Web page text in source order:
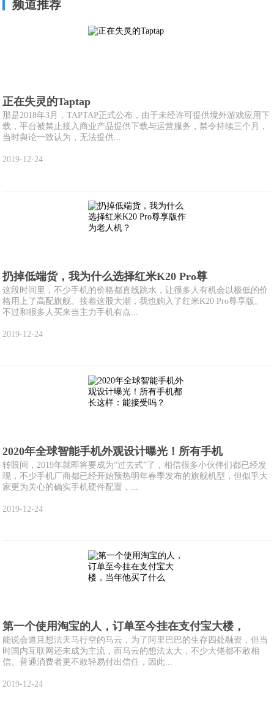
频道推荐
正在失灵的Taptap
那是2018年3月，TAPTAP正式公布，由于未经许可提供境外游戏应用下
载，平台被禁止接入商业产品提供下载与运营服务，禁令持续三个月，
当时舆论一致认为，无法提供...
2019-12-24
扔掉低端货，我为什么选择红米K20 Pro尊
这段时间里，不少手机的价格都直线跳水，让很多人有机会以极低的价
格用上了高配旗舰。接着这股大潮，我也购入了红米K20 Pro尊享版。
不过和很多人买来当主力手机有点...
2019-12-24
2020年全球智能手机外观设计曝光！所有手机
转眼间，2019年就即将要成为“过去式”了，相信很多小伙伴们都已经发
现，不少手机厂商都已经开始预热明年春季发布的旗舰机型，但似乎大
家更为关心的确实手机硬件配置，...
2019-12-24
第一个使用淘宝的人，订单至今挂在支付宝大楼，
能说会道且想法天马行空的马云，为了阿里巴巴的生存四处融资，但当
时国内互联网还未成为主流，而马云的想法太大，不少大佬都不敢相
信。普通消费者更不敢轻易付出信任，因此...
2019-12-24